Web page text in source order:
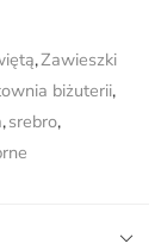
,Zawieszki
biżuterii,
,srebro,